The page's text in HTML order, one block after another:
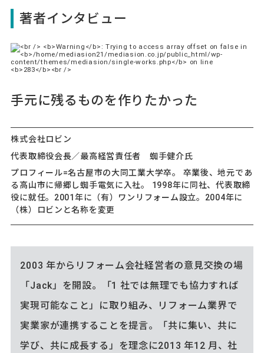
著者インタビュー
手元に残るものを作りたかった
株式会社ロビン
代表取締役会長／最高経営責任者 蜘手健介氏
プロフィール=名古屋市の大同工業大学卒。 卒業後、地元であ
る高山市に帰郷し蜘手電気に入社。 1998年に同社、代表取締
役に就任。2001年に（有）ワンリフォーム設立。2004年に
（株）ロビンと名称を変更
2003 年からリフォーム会社経営者の意見交換の場
「Jack」を開設。「1 社では無理でも協力すれば
実現可能なこと」に取り組み、リフォーム業界で
実業家が連携することを提言。「共に集い、共に
学び、共に成長する」を理念に2013 年12 月、社